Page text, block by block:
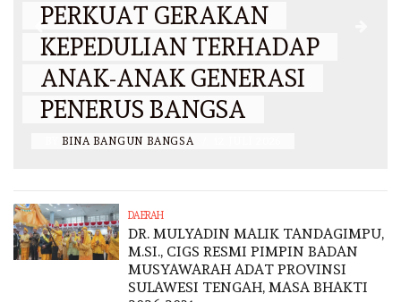
PERKUAT GERAKAN
KEPEDULIAN TERHADAP
ANAK-ANAK GENERASI
PENERUS BANGSA
BINA BANGUN BANGSA
DAERAH
DR. MULYADIN MALIK TANDAGIMPU,
M.SI., CIGS RESMI PIMPIN BADAN
MUSYAWARAH ADAT PROVINSI
SULAWESI TENGAH, MASA BHAKTI